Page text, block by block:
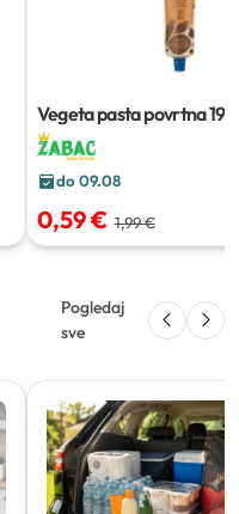
Vegeta pasta povrtna
do 09.08
0,59 € 1,99 €
Pogledaj
sve